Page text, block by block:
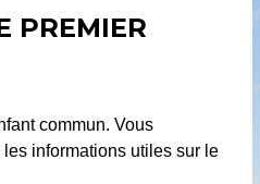
PREMIER
commun. Vous
informations utiles sur le